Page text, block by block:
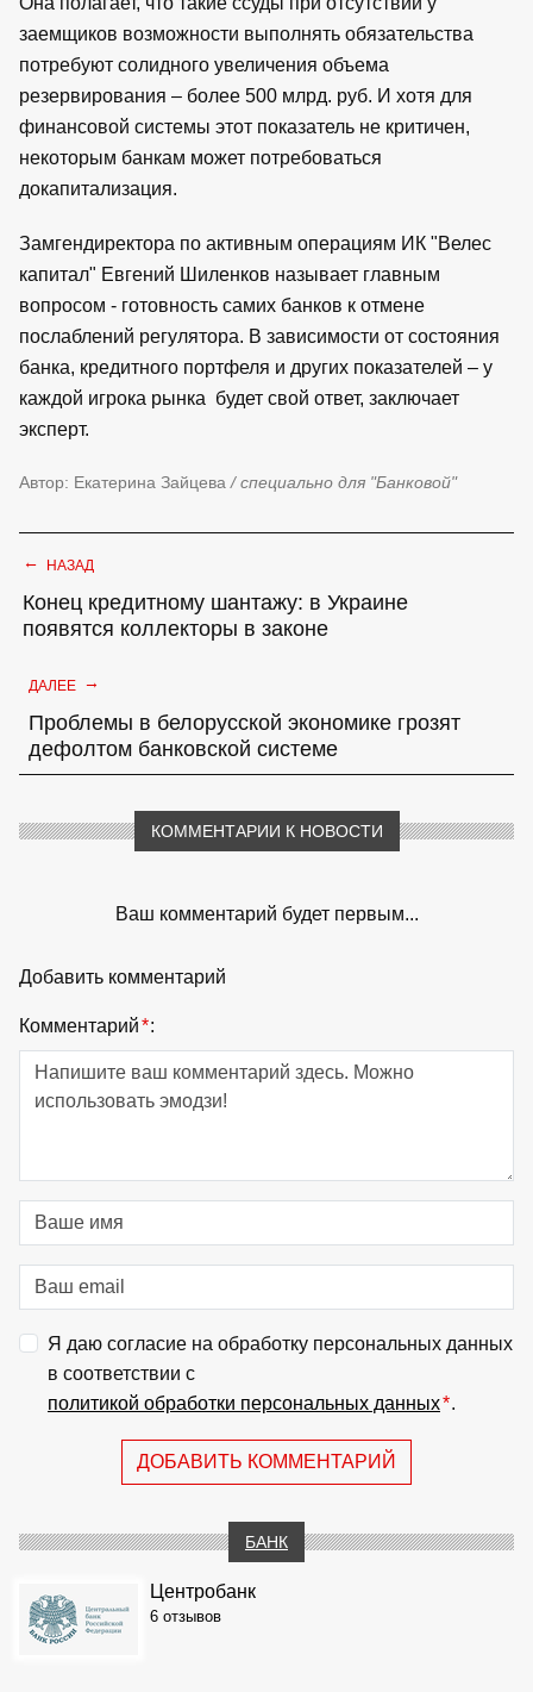
заемщиков возможности выполнять обязательства
потребуют солидного увеличения объема
резервирования – более 500 млрд. руб. И хотя для
финансовой системы этот показатель не критичен,
некоторым банкам может потребоваться
докапитализация.
Замгендиректора по активным операциям ИК "Велес
капитал" Евгений Шиленков называет главным
вопросом - готовность самих банков к отмене
послаблений регулятора. В зависимости от состояния
банка, кредитного портфеля и других показателей – у
каждой игрока рынка будет свой ответ, заключает
эксперт.
Автор: Екатерина Зайцева / специально для "Банковой"
← НАЗАД
Конец кредитному шантажу: в Украине
появятся коллекторы в законе
ДАЛЕЕ →
Проблемы в белорусской экономике грозят
дефолтом банковской системе
КОММЕНТАРИИ К НОВОСТИ
Ваш комментарий будет первым...
Добавить комментарий
Комментарий*:
Я даю согласие на обработку персональных данных
в соответствии с
политикой обработки персональных данных*.
ДОБАВИТЬ КОММЕНТАРИЙ
БАНК
Центробанк
6 отзывов